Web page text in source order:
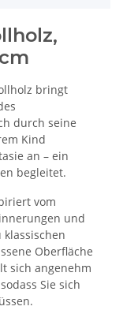
bringt
durch seine
Kind
an – ein
begleitet.
vom
und
Oberfläche
sich angenehm
Sie sich